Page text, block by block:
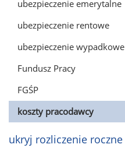
ubezpieczenie emerytalne
ubezpieczenie rentowe
ubezpieczenie wypadkowe
Fundusz Pracy
FGŚP
koszty pracodawcy
ukryj rozliczenie roczne